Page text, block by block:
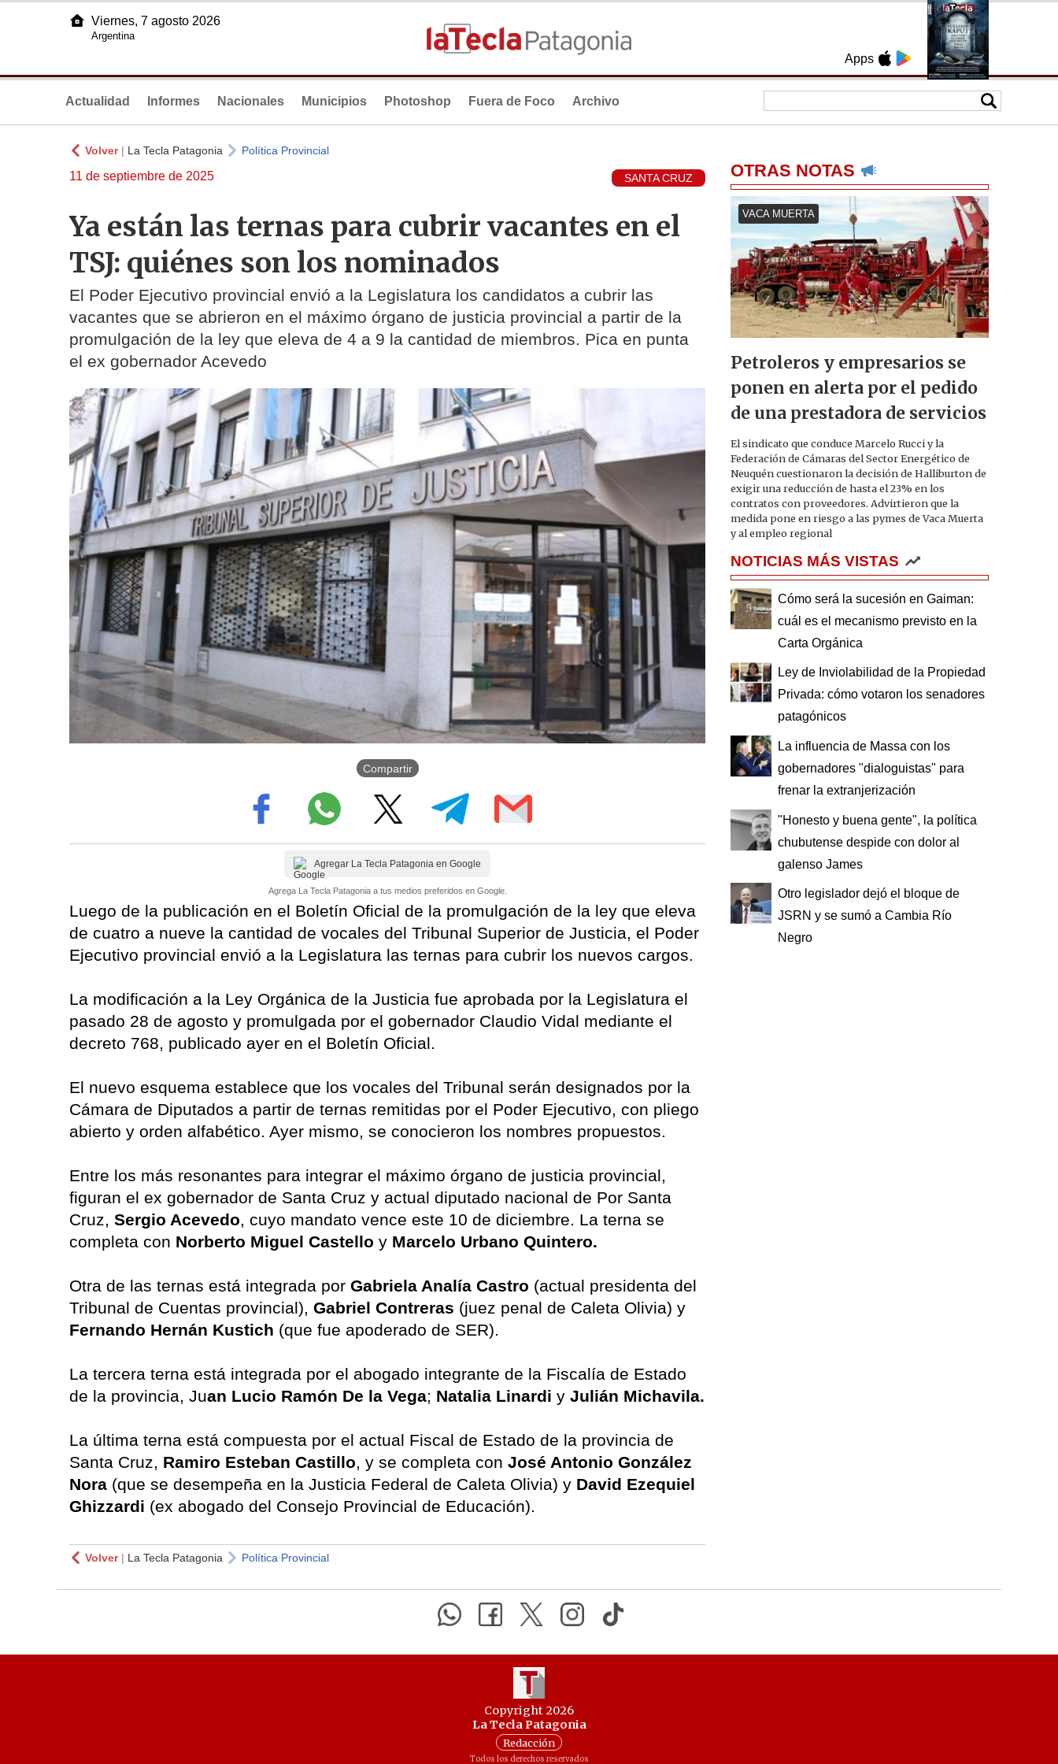
Apps
Viernes, 7 agosto 2026
Argentina
Actualidad Informes Nacionales Municipios Photoshop Fuera de Foco Archivo
Volver| La Tecla Patagonia Política Provincial
11 de septiembre de 2025 SANTA CRUZ
Ya están las ternas para cubrir vacantes en el
TSJ: quiénes son los nominados
El Poder Ejecutivo provincial envió a la Legislatura los candidatos a cubrir las
vacantes que se abrieron en el máximo órgano de justicia provincial a partir de la
promulgación de la ley que eleva de 4 a 9 la cantidad de miembros. Pica en punta
el ex gobernador Acevedo
Compartir
Agregar La Tecla Patagonia en Google
Agrega La Tecla Patagonia a tus medios preferidos en Google.
Luego de la publicación en el Boletín Oficial de la promulgación de la ley que eleva
de cuatro a nueve la cantidad de vocales del Tribunal Superior de Justicia, el Poder
Ejecutivo provincial envió a la Legislatura las ternas para cubrir los nuevos cargos.
La modificación a la Ley Orgánica de la Justicia fue aprobada por la Legislatura el
pasado 28 de agosto y promulgada por el gobernador Claudio Vidal mediante el
decreto 768, publicado ayer en el Boletín Oficial.
El nuevo esquema establece que los vocales del Tribunal serán designados por la
Cámara de Diputados a partir de ternas remitidas por el Poder Ejecutivo, con pliego
abierto y orden alfabético. Ayer mismo, se conocieron los nombres propuestos.
Entre los más resonantes para integrar el máximo órgano de justicia provincial,
figuran el ex gobernador de Santa Cruz y actual diputado nacional de Por Santa
Cruz, Sergio Acevedo, cuyo mandato vence este 10 de diciembre. La terna se
completa con Norberto Miguel Castello y Marcelo Urbano Quintero.
Otra de las ternas está integrada por Gabriela Analía Castro (actual presidenta del
Tribunal de Cuentas provincial), Gabriel Contreras (juez penal de Caleta Olivia) y
Fernando Hernán Kustich (que fue apoderado de SER).
La tercera terna está integrada por el abogado integrante de la Fiscalía de Estado
de la provincia, Juan Lucio Ramón De la Vega; Natalia Linardi y Julián Michavila.
La última terna está compuesta por el actual Fiscal de Estado de la provincia de
Santa Cruz, Ramiro Esteban Castillo, y se completa con José Antonio González
Nora (que se desempeña en la Justicia Federal de Caleta Olivia) y David Ezequiel
Ghizzardi (ex abogado del Consejo Provincial de Educación).
Volver| La Tecla Patagonia Política Provincial
OTRAS NOTAS
VACA MUERTA
Petroleros y empresarios se
ponen en alerta por el pedido
de una prestadora de servicios
El sindicato que conduce Marcelo Rucci y la
Federación de Cámaras del Sector Energético de
Neuquén cuestionaron la decisión de Halliburton de
exigir una reducción de hasta el 23% en los
contratos con proveedores. Advirtieron que la
medida pone en riesgo a las pymes de Vaca Muerta
y al empleo regional
NOTICIAS MÁS VISTAS
Cómo será la sucesión en Gaiman:
cuál es el mecanismo previsto en la
Carta Orgánica
Ley de Inviolabilidad de la Propiedad
Privada: cómo votaron los senadores
patagónicos
La influencia de Massa con los
gobernadores "dialoguistas" para
frenar la extranjerización
"Honesto y buena gente", la política
chubutense despide con dolor al
galenso James
Otro legislador dejó el bloque de
JSRN y se sumó a Cambia Río
Negro
Copyright 2026
La Tecla Patagonia
Redacción
Todos los derechos reservados